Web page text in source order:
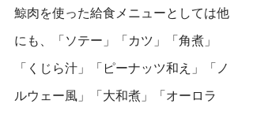
鯨肉を使った給食メニューとしては他
にも、「ソテー」「カツ」「角煮」
「くじら汁」「ピーナッツ和え」「ノ
ルウェー風」「大和煮」「オーロラ